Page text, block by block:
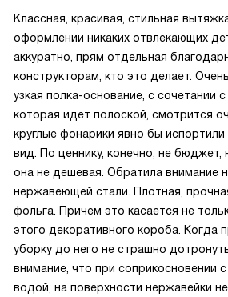
Классная, красивая, стильная
оформлении никаких отвлекающих
аккуратно, прям отдельная
конструкторам, кто это делает.
узкая полка-основание, с сочетании с
которая идет полоской, смотрится
круглые фонарики явно бы
вид. По ценнику, конечно, не бюджет,
она не дешевая. Обратила внимание
нержавеющей стали. Плотная,
фольга. Причем это касается не
этого декоративного короба. Когда
уборку до него не страшно
внимание, что при соприкосновении
водой, на поверхности нержавейки